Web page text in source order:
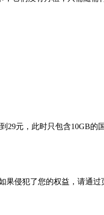
元，此时只包含10GB的
果侵犯了您的权益，请通